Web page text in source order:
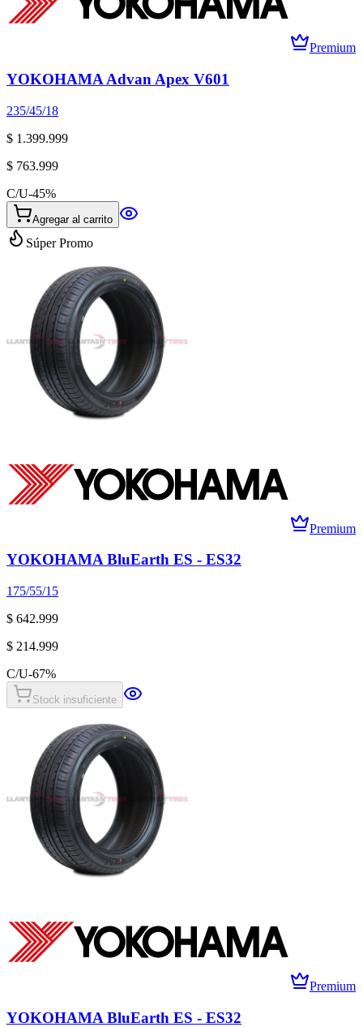
Premium
YOKOHAMA Advan Apex V601
235/45/18
$ 1.399.999
$ 763.999
C/U-45%
Agregar al carrito
Súper Promo
Premium
YOKOHAMA BluEarth ES - ES32
175/55/15
$ 642.999
$ 214.999
C/U-67%
Stock insuficiente
Premium
YOKOHAMA BluEarth ES - ES32